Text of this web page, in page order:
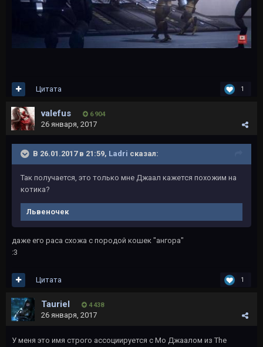
1
Цитата
valefus 6 904
26 января, 2017
В 26.01.2017 в 21:59, Ladri сказал:
Так получается, это только мне Джаал кажется похожим на
котика?
Львеночек
даже его раса схожа с породой кошек "ангора"
:3
1
Цитата
Tauriel 4 438
26 января, 2017
У меня это имя строго ассоциируется с Мо Джаалом из The